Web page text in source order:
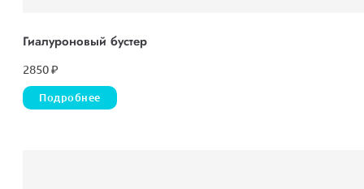
Гиалуроновый бустер
2850₽
Подробнее